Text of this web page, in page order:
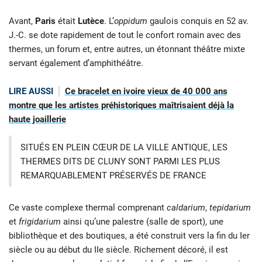
Avant, Paris était Lutèce. L’oppidum gaulois conquis en 52 av.
J.-C. se dote rapidement de tout le confort romain avec des
thermes, un forum et, entre autres, un étonnant théâtre mixte
servant également d’amphithéâtre.
LIRE AUSSI
Ce bracelet en ivoire vieux de 40 000 ans
montre que les artistes préhistoriques maîtrisaient déjà la
haute joaillerie
SITUÉS EN PLEIN CŒUR DE LA VILLE ANTIQUE, LES
THERMES DITS DE CLUNY SONT PARMI LES PLUS
REMARQUABLEMENT PRÉSERVÉS DE FRANCE
Ce vaste complexe thermal comprenant caldarium, tepidarium
et frigidarium ainsi qu’une palestre (salle de sport), une
bibliothèque et des boutiques, a été construit vers la fin du Ier
siècle ou au début du IIe siècle. Richement décoré, il est